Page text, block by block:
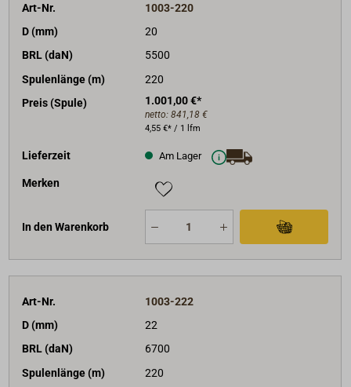
Art-Nr.
1003-220
D (mm)
20
BRL (daN)
5500
Spulenlänge (m)
220
Preis (Spule)
1.001,00 €*
netto: 841,18 €
4,55 €* / 1 lfm
Lieferzeit Am Lager
Merken
In den Warenkorb
Art-Nr.
1003-222
D (mm)
22
BRL (daN)
6700
Spulenlänge (m)
220